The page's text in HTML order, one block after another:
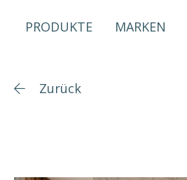
PRODUKTE MARKEN
Zurück